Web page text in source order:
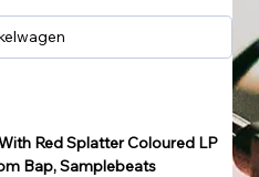
Red Splatter Coloured LP
Bap, Samplebeats